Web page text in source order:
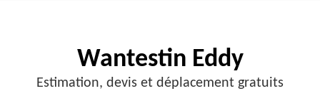
Wantestin Eddy
Estimation, devis et déplacement gratuits